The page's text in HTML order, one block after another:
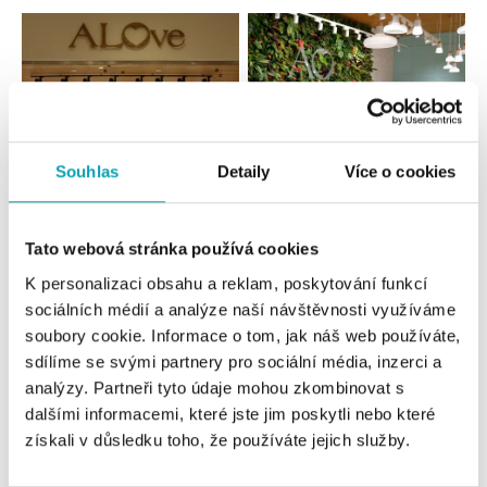
Souhlas Detaily Více o cookies
Tato webová stránka používá cookies
K personalizaci obsahu a reklam, poskytování funkcí
sociálních médií a analýze naší návštěvnosti využíváme
soubory cookie. Informace o tom, jak náš web používáte,
sdílíme se svými partnery pro sociální média, inzerci a
analýzy. Partneři tyto údaje mohou zkombinovat s
dalšími informacemi, které jste jim poskytli nebo které
získali v důsledku toho, že používáte jejich služby.
Všechny Česko Slovensko
ALOve OC Nový Smíchov, Praha 5
Plzeňská 8, 150 00 Praha 5 - Anděl
tel.: +420736509250
dnes otevřeno do 21:00
ALOve OC Olympia, Brno